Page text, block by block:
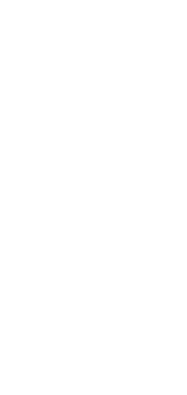
Covirán es
Francisco en